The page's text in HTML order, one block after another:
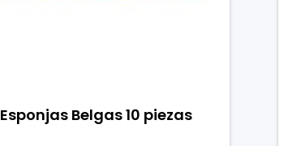
Esponjas Belgas 10 piezas